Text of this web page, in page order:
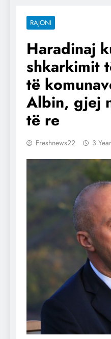
RAJONI
Haradinaj
shkarkimit
të
Albin, gjej
të re
Freshnews22 3